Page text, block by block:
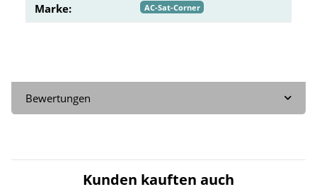
Marke: AC-Sat-Corner
Bewertungen
Kunden kauften auch